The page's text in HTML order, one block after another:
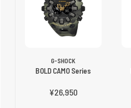
G-SHOCK
BOLD CAMO Series
¥26,950